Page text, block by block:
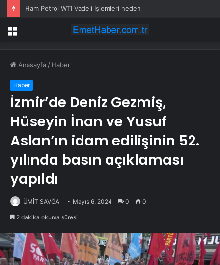
Ham Petrol WTI Vadeli İşlemleri neden düşüyor?
Menü
Anasayfa / Haber
Haber
İzmir’de Deniz Gezmiş,
Hüseyin İnan ve Yusuf
Aslan’ın idam edilişinin 52.
yılında basın açıklaması
yapıldı
ÜMİT SAVĞA Mayıs 6, 2024 0 0
2 dakika okuma süresi